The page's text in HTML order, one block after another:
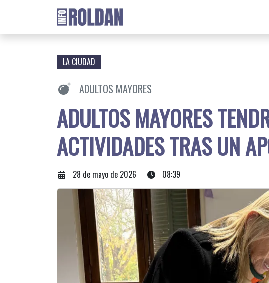
LA CIUDAD
ADULTOS MAYORES
ADULTOS MAYORES
ACTIVIDADES TRAS UN
28 de mayo de 2026 08:39